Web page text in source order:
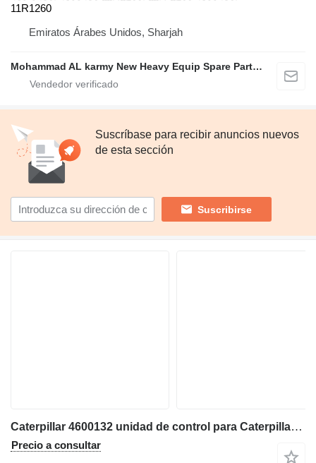
11R1260
Emiratos Árabes Unidos, Sharjah
Mohammad AL karmy New Heavy Equip Spare Parts TR L.L.C Sole proprietorship
Suscríbase para recibir anuncios nuevos
de esta sección
Suscribirse
Caterpillar 4600132 unidad de control para Caterpillar 340 352 374 385 320F 330F 340F 312F 352F 313F 323F 325F 335F 316F 326F 336F 318F 349F 320D2 320D3 330D2 323D2 326D2 excavadora
Precio a consultar